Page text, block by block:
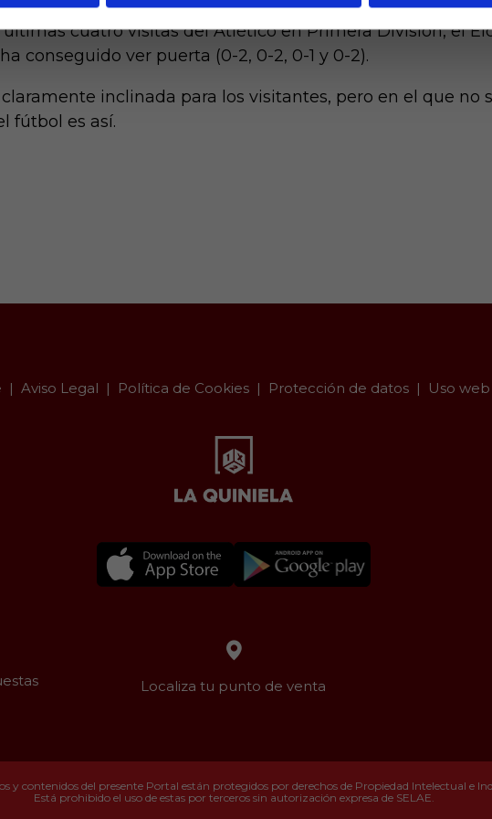
últimas cuatro visitas del Atlético en Primera División, el
conseguido ver puerta (0-2, 0-2, 0-1 y 0-2).
inclinada para los visitantes, pero en el que no
fútbol es así.
Aviso Legal Política de Cookies Protección de datos Uso web
Localiza tu punto de venta
y contenidos del presente Portal están protegidos por derechos de Propiedad Intelectual e
Está prohibido el uso de estas por terceros sin autorización expresa de SELAE.